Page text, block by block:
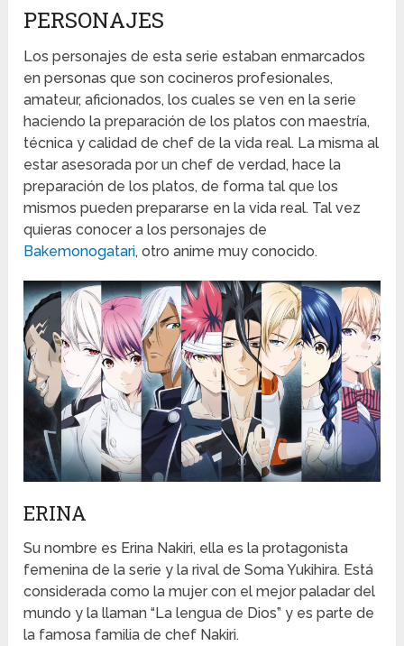
PERSONAJES
Los personajes de esta serie estaban enmarcados
en personas que son cocineros profesionales,
amateur, aficionados, los cuales se ven en la serie
haciendo la preparación de los platos con maestría,
técnica y calidad de chef de la vida real. La misma al
estar asesorada por un chef de verdad, hace la
preparación de los platos, de forma tal que los
mismos pueden prepararse en la vida real. Tal vez
quieras conocer a los personajes de
Bakemonogatari, otro anime muy conocido.
ERINA
Su nombre es Erina Nakiri, ella es la protagonista
femenina de la serie y la rival de Soma Yukihira. Está
considerada como la mujer con el mejor paladar del
mundo y la llaman “La lengua de Dios” y es parte de
la famosa familia de chef Nakiri.